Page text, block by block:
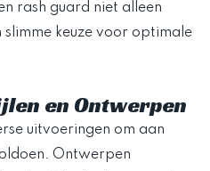
rash guard niet alleen
slimme keuze voor optimale
en Ontwerpen
uitvoeringen om aan
Ontwerpen